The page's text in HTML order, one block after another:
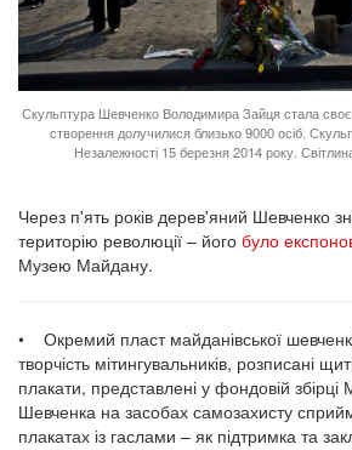
Скульптура Шевченко Володимира Зайця стала
створення долучилися близько 9000 осіб.
Незалежності 15 березня 2014 року.
Через п'ять років дерев'яний Шевченко
територію революції – його було
Музею Майдану.
• Окремий пласт майданівської
творчість мітингувальників, розписані
плакати, представлені у фондовій
Шевченка на засобах самозахисту
плакатах із гаслами – як підтримка та